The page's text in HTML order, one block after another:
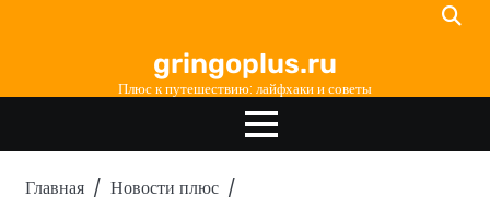
gringoplus.ru
Плюс к путешествию: лайфхаки и советы
Главная
Новости плюс